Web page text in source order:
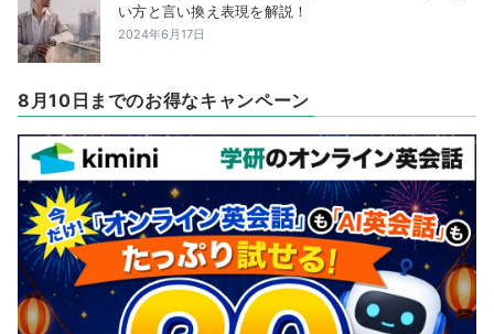
い方と言い換え表現を解説！
2024年6月17日
8月10日までのお得なキャンペーン